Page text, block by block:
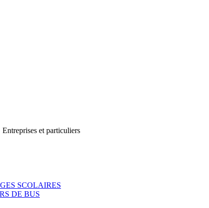
Entreprises et particuliers
SCOLAIRES
DE BUS